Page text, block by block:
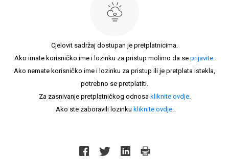
Cjelovit sadržaj dostupan je pretplatnicima.
Ako imate korisničko ime i lozinku za pristup molimo da se prijavite.
Ako nemate korisničko ime i lozinku za pristup ili je pretplata istekla,
potrebno se pretplatiti.
Za zasnivanje pretplatničkog odnosa kliknite ovdje.
Ako ste zaboravili lozinku kliknite ovdje.